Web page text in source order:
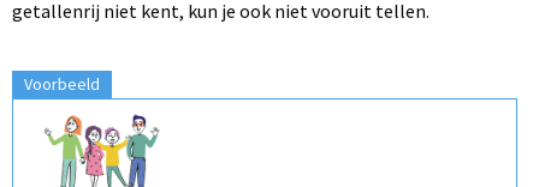
getallenrij niet kent, kun je ook niet vooruit tellen.
Voorbeeld